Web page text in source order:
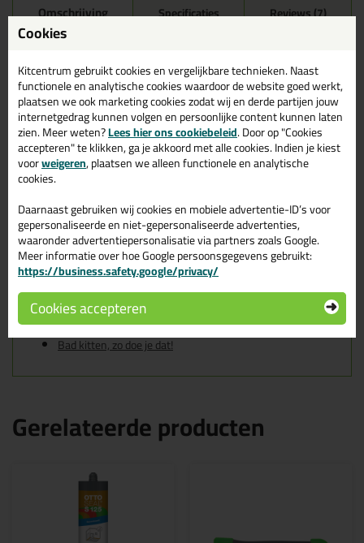
Omschrijving Specificaties Reviews (7)
Soudal Silirub 2S 300ml in
Grijs-wit RAL 9002
Zoek je kit in een specifieke kleur? Gevonden! Deze sanitairkit
Soudal Silirub 2S 300ml in de kleur Grijs-wit RAL 9002 is te
gebruiken voor verschillende toepassingen. Een duurzame en
veelzijdige kit welke makkelijk te verwerken is. Perfect als je een
bijpassende kleur zoekt met gegarandeerd een topresultaat.
Bestel de Soudal Silirub 2S 300ml in kleur Grijs-wit RAL 9002
vandaag nog! Op voorraad en op werkdagen besteld = morgen in
Wil je meer weten over de toepassing en kenmerken van dit
product?Lees alles over dit product >
Tips & tricks voor Soudal Silirub 2S
300ml
In de volgende blogs wordt dit product gebruikt:
Bad kitten, zo doe je dat!
Gerelateerde producten
Cookies
Kitcentrum gebruikt cookies en vergelijkbare technieken. Naast
functionele en analytische cookies waardoor de website goed werkt,
plaatsen we ook marketing cookies zodat wij en derde partijen jouw
internetgedrag kunnen volgen en persoonlijke content kunnen laten
zien. Meer weten?Lees hier ons cookiebeleid. Door op "Cookies
accepteren" te klikken, ga je akkoord met alle cookies. Indien je kiest
voorweigeren, plaatsen we alleen functionele en analytische
cookies.
Daarnaast gebruiken wij cookies en mobiele advertentie-ID’s voor
gepersonaliseerde en niet-gepersonaliseerde advertenties,
waaronder advertentiepersonalisatie via partners zoals Google.
Meer informatie over hoe Google persoonsgegevens gebruikt:
https://business.safety.google/privacy/
Cookies accepteren